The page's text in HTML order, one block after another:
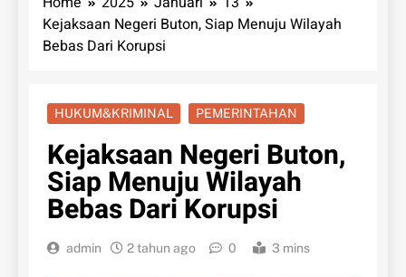
Kejaksaan Negeri Buton, Siap Menuju Wilayah
Bebas Dari Korupsi
HUKUM&KRIMINAL PEMERINTAHAN
Kejaksaan Negeri Buton,
Siap Menuju Wilayah
Bebas Dari Korupsi
admin 2 tahun ago 0 3 mins